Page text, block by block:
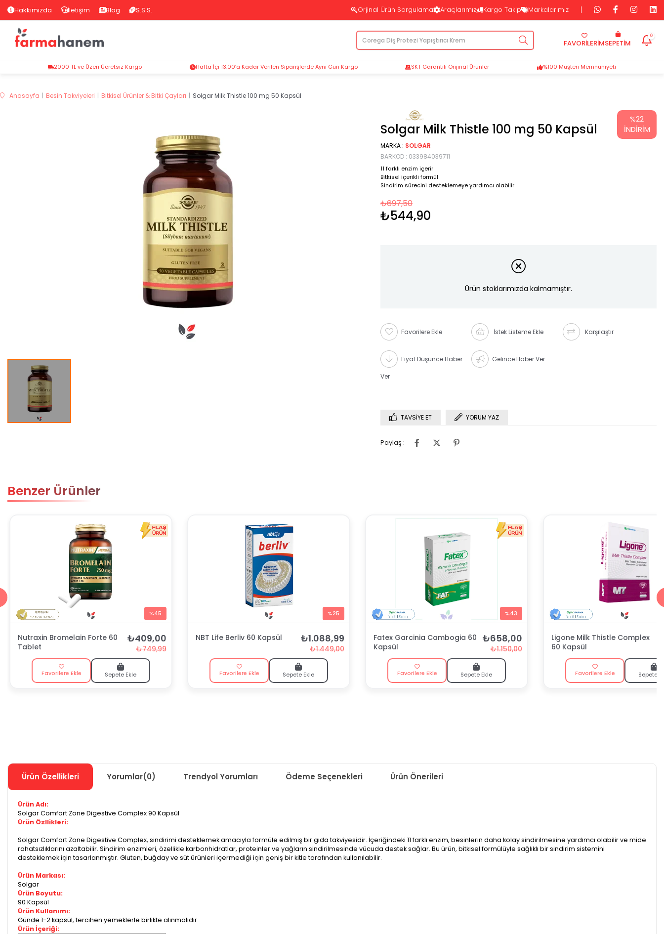
Hakkımızda İletişim Blog S.S.S. Orjinal Ürün Sorgulama Araçlarımız Kargo Takip Markalarımız
SEPETIM
FAVORİLERİM
0
2000 TL ve Üzeri Ücretsiz Kargo Hafta İçi 13:00’a Kadar Verilen Siparişlerde Aynı Gün Kargo SKT Garantili Orijinal Ürünler %100 Müşteri Memnuniyeti
Anasayfa Besin Takviyeleri Bitkisel Ürünler & Bitki Çayları Solgar Milk Thistle 100 mg 50 Kapsül
Solgar Milk Thistle 100 mg 50 Kapsül
MARKA : SOLGAR
BARKOD : 033984039711
11 farklı enzim içerir
Bitkisel içerikli formül
Sindirim sürecini desteklemeye yardımcı olabilir
₺697,50
₺544,90
%22
İNDIRIM
Ürün stoklarımızda kalmamıştır.
Favorilere Ekle İstek Listeme Ekle Karşılaştır
Fiyat Düşünce Haber
Ver
Gelince Haber Ver
TAVSIYE ET YORUM YAZ
Paylaş :
Benzer Ürünler
%45
Nutraxin Bromelain Forte 60
Tablet
₺409,00
₺749,99
Favorilere Ekle Sepete Ekle
%25
NBT Life Berliv 60 Kapsül ₺1.088,99
₺1.449,00
Favorilere Ekle Sepete Ekle
%43
Fatex Garcinia Cambogia 60
Kapsül
₺658,00
₺1.150,00
Favorilere Ekle Sepete Ekle
Ligone Milk Thistle Complex
60 Kapsül
Favorilere Ekle Sepete
Ürün Özellikleri Yorumlar(0) Trendyol Yorumları Ödeme Seçenekleri Ürün Önerileri
Ürün Adı:
Solgar Comfort Zone Digestive Complex 90 Kapsül
Ürün Özllikleri:
Solgar Comfort Zone Digestive Complex, sindirimi desteklemek amacıyla formüle edilmiş bir gıda takviyesidir. İçeriğindeki 11 farklı enzim, besinlerin daha kolay sindirilmesine yardımcı olabilir ve mide
rahatsızlıklarını azaltabilir. Sindirim enzimleri, özellikle karbonhidratlar, proteinler ve yağların sindirilmesinde vücuda destek sağlar. Bu ürün, bitkisel formülüyle sağlıklı bir sindirim sistemini
desteklemek için tasarlanmıştır. Gluten, buğday ve süt ürünleri içermediği için geniş bir kitle tarafından kullanılabilir.
Ürün Markası:
Solgar
Ürün Boyutu:
90 Kapsül
Ürün Kullanımı:
Günde 1-2 kapsül, tercihen yemeklerle birlikte alınmalıdır
Ürün İçeriği: